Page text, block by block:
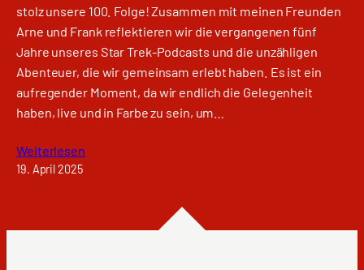
stolz unsere 100. Folge! Zusammen mit meinen Freunden
Arne und Frank reflektieren wir die vergangenen fünf
Jahre unseres Star Trek-Podcasts und die unzähligen
Abenteuer, die wir gemeinsam erlebt haben. Es ist ein
aufregender Moment, da wir endlich die Gelegenheit
haben, live und in Farbe zu sein, um…
Weiterlesen
19. April 2025